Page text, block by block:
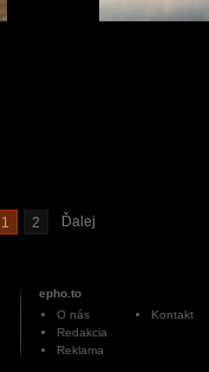
1 2 Ďalej
epho.to
O nás
Redakcia
Reklama
Kontakt